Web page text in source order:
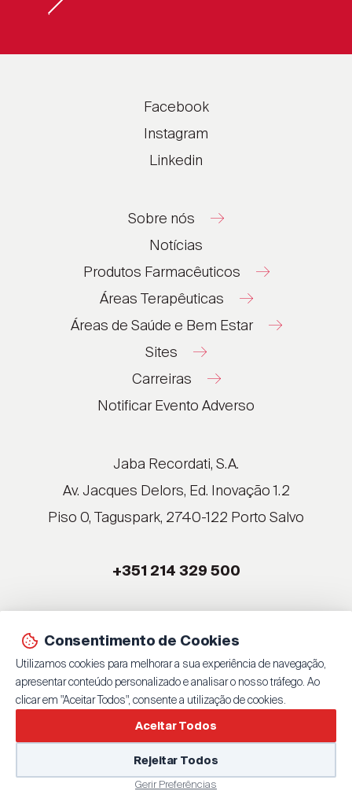
Facebook
Instagram
Linkedin
Sobre nós
Notícias
Produtos Farmacêuticos
Áreas Terapêuticas
Áreas de Saúde e Bem Estar
Sites
®
®
®
®
Carreiras
Notificar Evento Adverso
Jaba Recordati, S.A.
Av. Jacques Delors, Ed. Inovação 1.2
Piso 0, Taguspark, 2740-122 Porto Salvo
+351 214 329 500
© 2026 Jaba Recordati, S.A.
Bybluesoft.pt| 100% GET ON
Política de Privacidade
Consentimento de Cookies
Utilizamos cookies para melhorar a sua experiência de navegação,
apresentar conteúdo personalizado e analisar o nosso tráfego. Ao
clicar em "Aceitar Todos", consente a utilização de cookies.
Gerir Preferências
Rejeitar Todos
Aceitar Todos